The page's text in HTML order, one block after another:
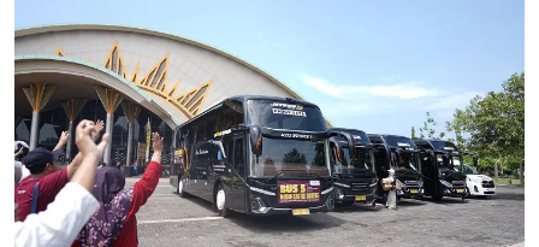
Sains
EduDana
Ikuti Kami di: